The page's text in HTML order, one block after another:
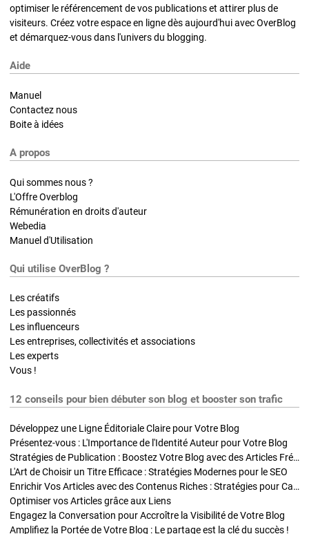
optimiser le référencement de vos publications et attirer plus de
visiteurs. Créez votre espace en ligne dès aujourd'hui avec OverBlog
et démarquez-vous dans l'univers du blogging.
Aide
Manuel
Contactez nous
Boite à idées
A propos
Qui sommes nous ?
L'Offre Overblog
Rémunération en droits d'auteur
Webedia
Manuel d'Utilisation
Qui utilise OverBlog ?
Les créatifs
Les passionnés
Les influenceurs
Les entreprises, collectivités et associations
Les experts
Vous !
12 conseils pour bien débuter son blog et booster son trafic
Développez une Ligne Éditoriale Claire pour Votre Blog
Présentez-vous : L'Importance de l'Identité Auteur pour Votre Blog
Stratégies de Publication : Boostez Votre Blog avec des Articles Fréquents et Exclusifs
L'Art de Choisir un Titre Efficace : Stratégies Modernes pour le SEO
Enrichir Vos Articles avec des Contenus Riches : Stratégies pour Captiver et Optimiser
Optimiser vos Articles grâce aux Liens
Engagez la Conversation pour Accroître la Visibilité de Votre Blog
Amplifiez la Portée de Votre Blog : Le partage est la clé du succès !